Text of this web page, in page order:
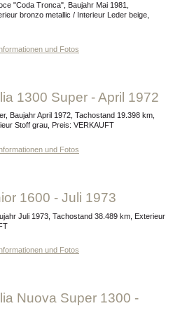
bronzo metallic / Interieur Leder beige,
und Fotos
1300 Super - April 1972
Stoff grau, Preis: VERKAUFT
und Fotos
1600 - Juli 1973
und Fotos